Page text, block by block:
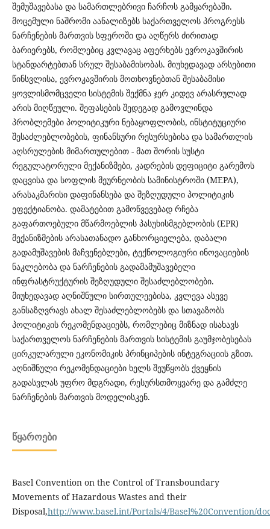
შემუშავებასა და სამართლებრივი ჩარჩოს გამყარებაში.
მოცემული ნაშრომი აანალიზებს საქართველოს პროგრესს
ნარჩენების მართვის სფეროში და აღწერს ძირითად
ბარიერებს, რომლებიც კვლავაც აფერხებს ევროკავშირის
სტანდარტებთან სრულ შესაბამისობას. მიუხედავად არსებითი
წინსვლისა, ევროკავშირის მოთხოვნებთან შესაბამისი
ყოვლისმომცველი სისტემის შექმნა ჯერ კიდევ არასრულად
არის მიღწეული. შეფასების შედეგად გამოვლინდა
პრობლემები პოლიტიკური ნებაყოფლობის, ინსტიტუციური
შესაძლებლობების, ფინანსური რესურსებისა და სამართლის
აღსრულების მიმართულებით - მათ შორის სუსტი
რეგულატორული მექანიზმები, კადრების დეფიციტი გარემოს
დაცვისა და სოფლის მეურნეობის სამინისტროში (MEPA),
არასაკმარისი დაფინანსება და შეზღუდული პოლიტიკის
ეფექტიანობა. დამატებით გამოწვევებად რჩება
გაფართოებული მწარმოებლის პასუხისმგებლობის (EPR)
მექანიზმების არასათანადო განხორციელება, დაბალი
გადამუშავების მაჩვენებლები, ტექნოლოგიური ინოვაციების
ნაკლებობა და ნარჩენების გადამამუშავებელი
ინფრასტრუქტურის შეზღუდული შესაძლებლობები.
მიუხედავად აღნიშნული სირთულეებისა, კვლევა ასევე
განსაზღვრავს ახალ შესაძლებლობებს და სთავაზობს
პოლიტიკის რეკომენდაციებს, რომლებიც მიზნად ისახავს
საქართველოს ნარჩენების მართვის სისტემის გაუმჯობესებას
ცირკულარული ეკონომიკის პრინციპების ინტეგრაციის გზით.
აღნიშნული რეკომენდაციები ხელს შეუწყობს ქვეყნის
გადასვლას უფრო მდგრადი, რესურსთმოყვარე და გამძლე
ნარჩენების მართვის მოდელისკენ.
ᲬᲧᲐᲠᲝᲔᲑᲘ
Basel Convention on the Control of Transboundary
Movements of Hazardous Wastes and their
Disposal,http://www.basel.int/Portals/4/Basel%20Convention/